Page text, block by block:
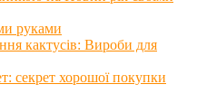
руками
кактусів: Вироби для
секрет хорошої покупки